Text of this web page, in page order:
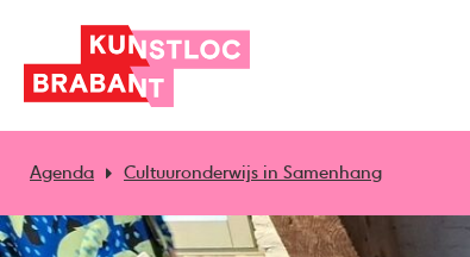
Agenda Cultuuronderwijs in Samenhang